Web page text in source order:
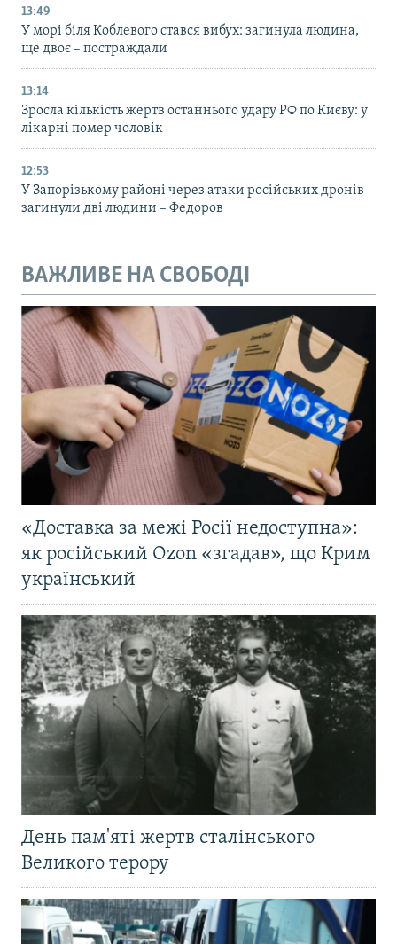
13:49
У морі біля Коблевого стався вибух: загинула людина,
ще двоє – постраждали
13:14
Зросла кількість жертв останнього удару РФ по Києву: у
лікарні помер чоловік
12:53
У Запорізькому районі через атаки російських дронів
загинули дві людини – Федоров
ВАЖЛИВЕ НА СВОБОДІ
«Доставка за межі Росії недоступна»:
як російський Ozon «згадав», що Крим
український
День пам'яті жертв сталінського
Великого терору